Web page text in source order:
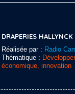
DRAPERIES
Réalisée par : Radio
Thématique :
économique, innovation